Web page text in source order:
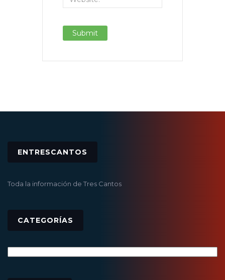
ENTRESCANTOS
Toda la información de Tres Cantos
CATEGORÍAS